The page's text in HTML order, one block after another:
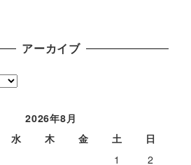
アーカイブ
2026年8月
水 木 金 土
日
1
2